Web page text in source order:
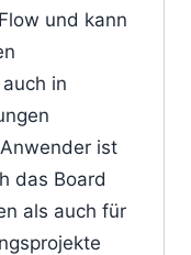
und kann
in
ist
das Board
als auch für